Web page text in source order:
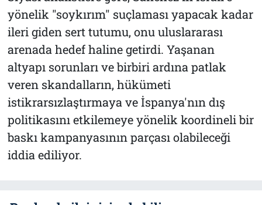
yönelik "soykırım" suçlaması yapacak kadar
ileri giden sert tutumu, onu uluslararası
arenada hedef haline getirdi. Yaşanan
altyapı sorunları ve birbiri ardına patlak
veren skandalların, hükümeti
istikrarsızlaştırmaya ve İspanya'nın dış
politikasını etkilemeye yönelik koordineli bir
baskı kampanyasının parçası olabileceği
iddia ediliyor.